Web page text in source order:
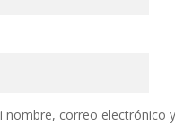
nombre, correo electrónico